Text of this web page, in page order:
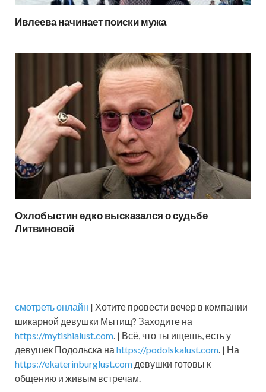
Ивлеева начинает поиски мужа
Охлобыстин едко высказался о судьбе
Литвиновой
смотреть онлайн | Хотите провести вечер в компании
шикарной девушки Мытищ? Заходите на
https://mytishialust.com . | Всё, что ты ищешь, есть у
девушек Подольска на https://podolskalust.com . | На
https://ekaterinburglust.com девушки готовы к
общению и живым встречам.